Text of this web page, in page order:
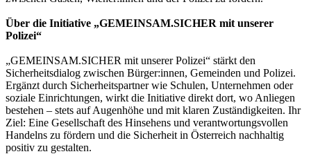
Über die Initiative „GEMEINSAM.SICHER mit unserer
Polizei“
„GEMEINSAM.SICHER mit unserer Polizei“ stärkt den
Sicherheitsdialog zwischen Bürger:innen, Gemeinden und Polizei.
Ergänzt durch Sicherheitspartner wie Schulen, Unternehmen oder
soziale Einrichtungen, wirkt die Initiative direkt dort, wo Anliegen
bestehen – stets auf Augenhöhe und mit klaren Zuständigkeiten. Ihr
Ziel: Eine Gesellschaft des Hinsehens und verantwortungsvollen
Handelns zu fördern und die Sicherheit in Österreich nachhaltig
positiv zu gestalten.